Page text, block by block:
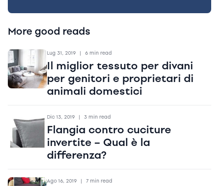
More good reads
Lug 31, 2019 | 6 min read
Il miglior tessuto per divani
per genitori e proprietari di
animali domestici
Dic 13, 2019 | 3 min read
Flangia contro cuciture
invertite – Qual è la
differenza?
Ago 16, 2019 | 7 min read